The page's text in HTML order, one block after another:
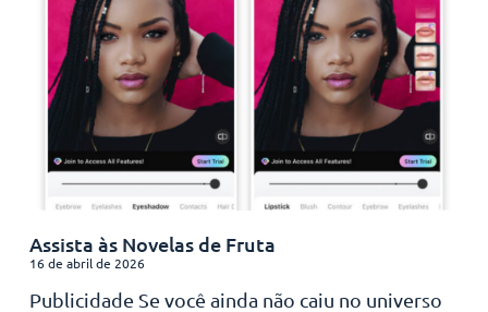
Assista às Novelas de Fruta
16 de abril de 2026
Publicidade Se você ainda não caiu no universo